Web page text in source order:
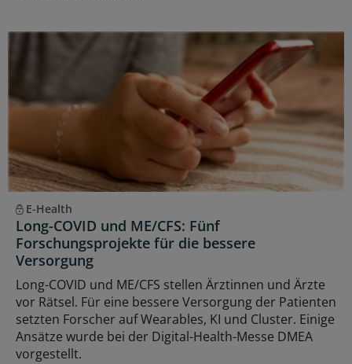
E-Health
Long-COVID und ME/CFS: Fünf
Forschungsprojekte für die bessere
Versorgung
Long-COVID und ME/CFS stellen Ärztinnen und Ärzte
vor Rätsel. Für eine bessere Versorgung der Patienten
setzten Forscher auf Wearables, KI und Cluster. Einige
Ansätze wurde bei der Digital-Health-Messe DMEA
vorgestellt.